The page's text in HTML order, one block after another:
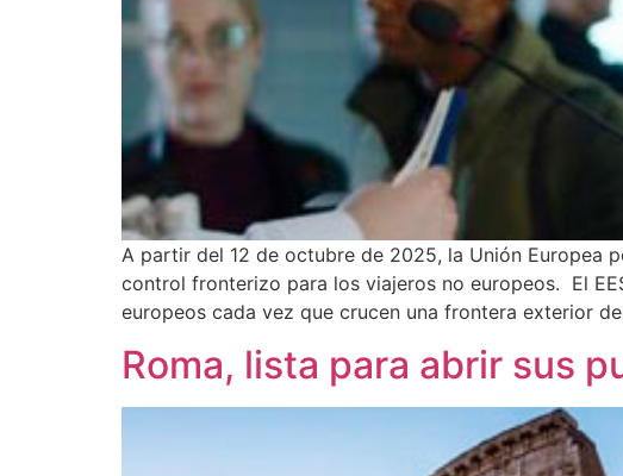
A partir del 12 de octubre de 2025, la Unión Europea
control fronterizo para los viajeros no europeos. El
europeos cada vez que crucen una frontera exterior
Roma, lista para abrir sus